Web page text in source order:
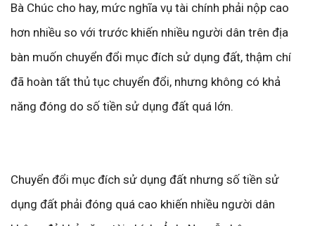
Bà Chúc cho hay, mức nghĩa vụ tài chính phải nộp cao
hơn nhiều so với trước khiến nhiều người dân trên địa
bàn muốn chuyển đổi mục đích sử dụng đất, thậm chí
đã hoàn tất thủ tục chuyển đổi, nhưng không có khả
năng đóng do số tiền sử dụng đất quá lớn.
Chuyển đổi mục đích sử dụng đất nhưng số tiền sử
dụng đất phải đóng quá cao khiến nhiều người dân